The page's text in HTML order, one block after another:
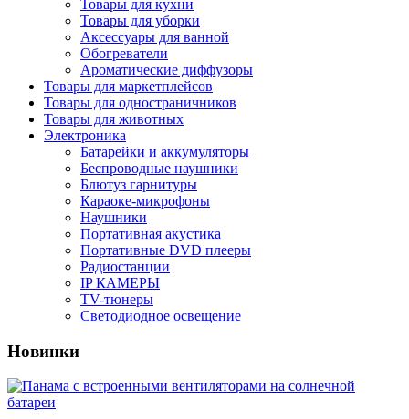
Товары для кухни
Товары для уборки
Аксессуары для ванной
Обогреватели
Ароматические диффузоры
Товары для маркетплейсов
Товары для одностраничников
Товары для животных
Электроника
Батарейки и аккумуляторы
Беспроводные наушники
Блютуз гарнитуры
Караоке-микрофоны
Наушники
Портативная акустика
Портативные DVD плееры
Радиостанции
IP КАМЕРЫ
TV-тюнеры
Светодиодное освещение
Новинки